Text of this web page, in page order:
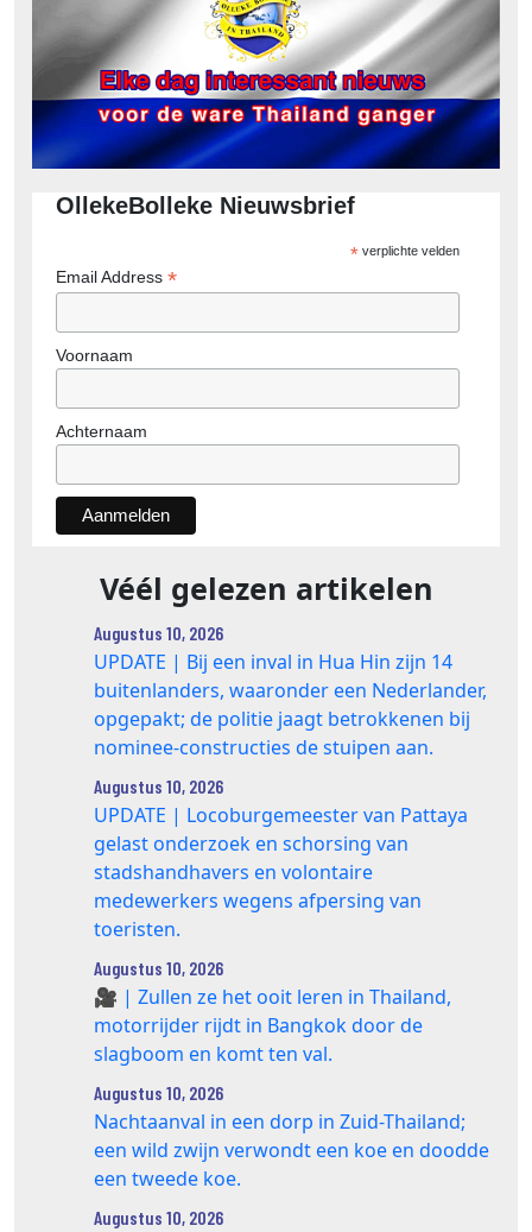
OllekeBolleke Nieuwsbrief
*verplichte velden
Email Address *
Voornaam
Achternaam
Véél gelezen artikelen
Augustus 10, 2026
UPDATE | Bij een inval in Hua Hin zijn 14
buitenlanders, waaronder een Nederlander,
opgepakt; de politie jaagt betrokkenen bij
nominee‑constructies de stuipen aan.
Augustus 10, 2026
UPDATE | Locoburgemeester van Pattaya
gelast onderzoek en schorsing van
stadshandhavers en volontaire
medewerkers wegens afpersing van
toeristen.
Augustus 10, 2026
🎥 | Zullen ze het ooit leren in Thailand,
motorrijder rijdt in Bangkok door de
slagboom en komt ten val.
Augustus 10, 2026
Nachtaanval in een dorp in Zuid-Thailand;
een wild zwijn verwondt een koe en doodde
een tweede koe.
Augustus 10, 2026